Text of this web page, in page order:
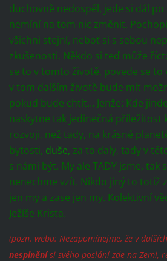
duchovně nedospěl, jede si dál
nemíní na tom nic změnit.
všichni stejní, neboť si s sebou
zkušenosti. Někdo si teď může
se to v tomto životě, povede se to
v tom dalším životě bude mít
pokud bude chtít… Jenže: Kde
naskytne tak jedinečná příležitost
rozvoji, než tady, na krásné
bytosti, duše, za to daly, tady v
s námi být. My ale TADY jsme, tak
nenechme vzít. Nikdo jiný to totiž
jen my a zase jen my. Kolektivní
Ježíše Krista.
(pozn. webu: Nezapomínejme, že v
nesplněnísi svého poslání zde na Zemi,